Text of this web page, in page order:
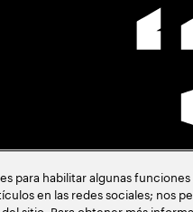
habilitar algunas
en las redes sociales; nos